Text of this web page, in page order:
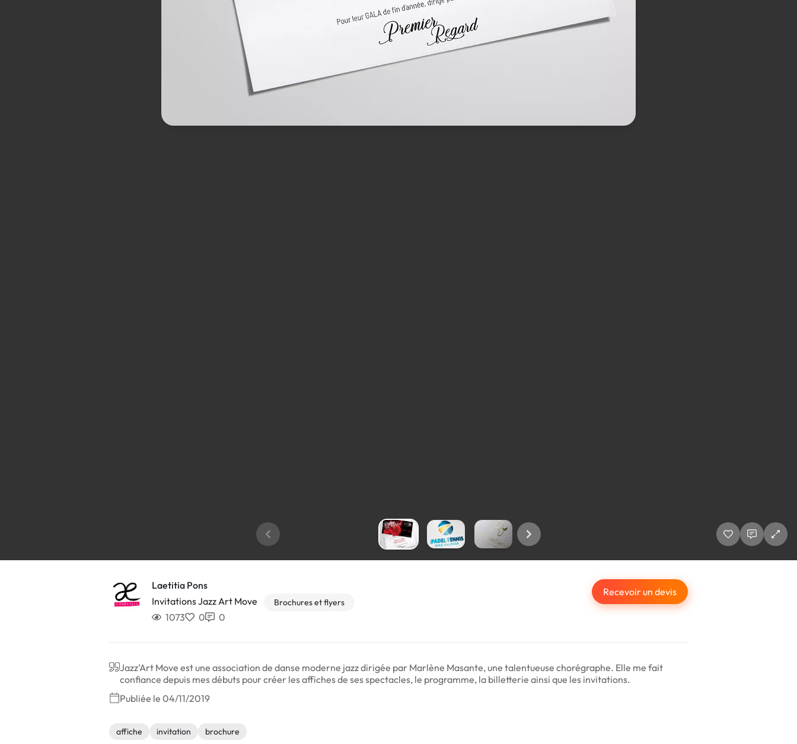
Laetitia Pons
Invitations Jazz Art Move
Brochures et flyers
1073 0 0
Recevoir un devis
Jazz’Art Move est une association de danse moderne jazz dirigée par Marlène Masante, une talentueuse chorégraphe. Elle me fait
confiance depuis mes débuts pour créer les affiches de ses spectacles, le programme, la billetterie ainsi que les invitations.
Publiée le 04/11/2019
affiche invitation brochure